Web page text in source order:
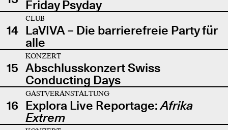
Friday Psyday
14
CLUB
LaVIVA – Die barrierefreie Party für
alle
15
KONZERT
Abschlusskonzert Swiss
Conducting Days
16
GASTVERANSTALTUNG
Explora Live Reportage:Afrika
Extrem